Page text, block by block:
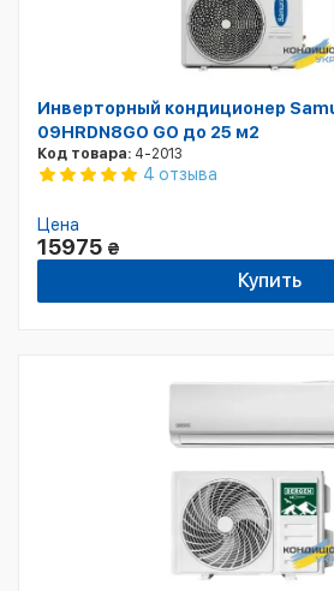
Инверторный кондиционер
09HRDN8GO GO до 25 м2
Код товара: 4-2013
4 отзыва
Цена
15975 ₴
Купить